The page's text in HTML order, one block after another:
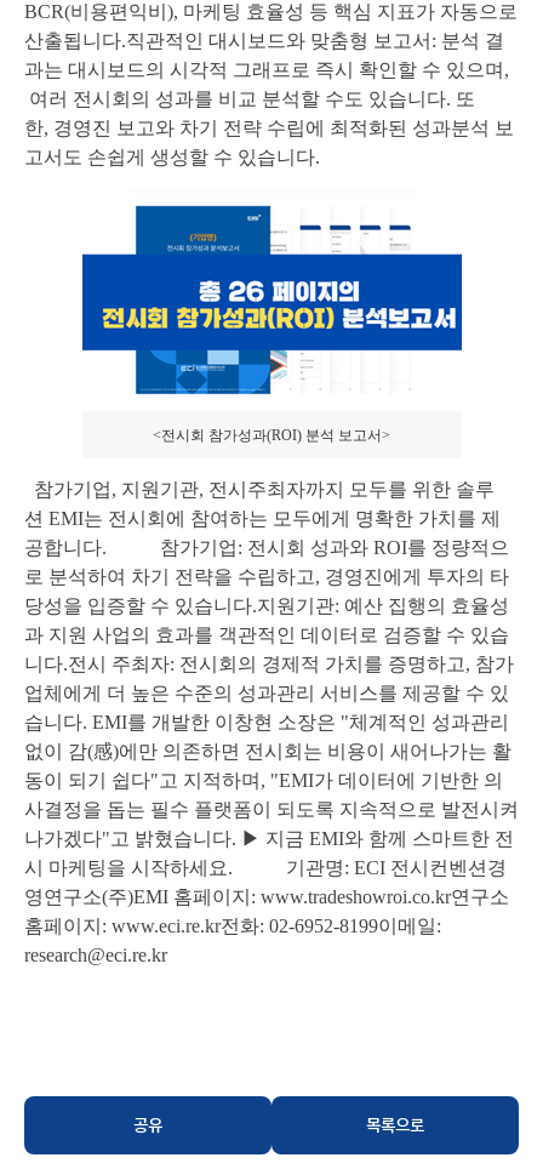
BCR(비용편익비 ), 마케팅 효율성 등 핵심 지표가 자동으로
산출됩니다.직관적인 대시보드와 맞춤형 보고서 : 분석 결
과는 대시보드의 시각적 그래프로 즉시 확인할 수 있으며 ,
여러 전시회의 성과를 비교 분석할 수도 있습니다. 또
한, 경영진 보고와 차기 전략 수립에 최적화된 성과분석 보
고서도 손쉽게 생성할 수 있습니다.
<전시회 참가성과(ROI) 분석 보고서>
참가기업, 지원기관, 전시주최자까지 모두를 위한 솔루
션 EMI는 전시회에 참여하는 모두에게 명확한 가치를 제
공합니다. 참가기업: 전시회 성과와 ROI를 정량적으
로 분석하여 차기 전략을 수립하고, 경영진에게 투자의 타
당성을 입증할 수 있습니다.지원기관: 예산 집행의 효율성
과 지원 사업의 효과를 객관적인 데이터로 검증할 수 있습
니다.전시 주최자: 전시회의 경제적 가치를 증명하고, 참가
업체에게 더 높은 수준의 성과관리 서비스를 제공할 수 있
습니다. EMI를 개발한 이창현 소장은 "체계적인 성과관리
없이 감(感)에만 의존하면 전시회는 비용이 새어나가는 활
동이 되기 쉽다"고 지적하며 , "EMI가 데이터에 기반한 의
사결정을 돕는 필수 플랫폼이 되도록 지속적으로 발전시켜
나가겠다"고 밝혔습니다. ▶ 지금 EMI와 함께 스마트한 전
시 마케팅을 시작하세요. 기관명: ECI 전시컨벤션경
영연구소(주)EMI 홈페이지 : www.tradeshowroi.co.kr연구소
홈페이지 : www.eci.re.kr전화: 02-6952-8199이메일:
research@eci.re.kr
공유 목록으로